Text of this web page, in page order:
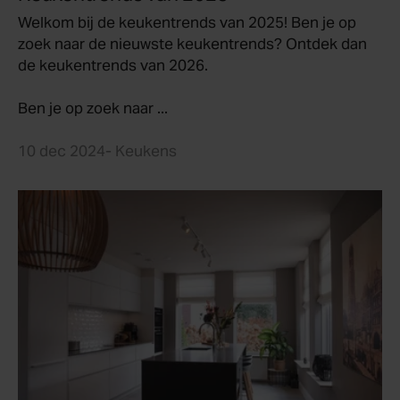
Welkom bij de keukentrends van 2025! Ben je op
zoek naar de nieuwste keukentrends? Ontdek dan
de keukentrends van 2026.
Ben je op zoek naar ...
10 dec 2024- Keukens